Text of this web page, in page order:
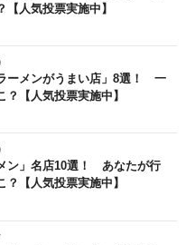
【人気投票実施中】
ーメンがうまい店」8選！ 一
？【人気投票実施中】
ン」名店10選！ あなたが行
？【人気投票実施中】